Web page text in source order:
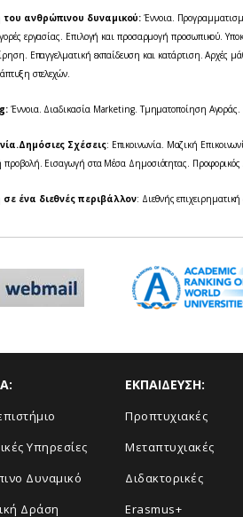
του ανθρώπινου δυναμικού: Έννοια.
εργασίας. Επιλογή και προσαρμογή προσωπικού.
Επαγγελματική εκπαίδευση και κατάρτιση. Αρχές
στελεχών.
Έννοια. Διαδικασία Marketing. Τμηματοποίηση
Δημόσιες Σχέσεις: Επικοινωνία. Μαζική
προβολή. Εισαγωγή στα Μέσα Δημοσιότητας. Προφορικός
σε ένα διεθνές περιβάλλον: Διεθνής
Υπηρεσίες
Δυναμικό
Δράση
ΕΚΠΑΙΔΕΥΣΗ:
Προπτυχιακές
Μεταπτυχιακές
Διδακτορικές
Erasmus+